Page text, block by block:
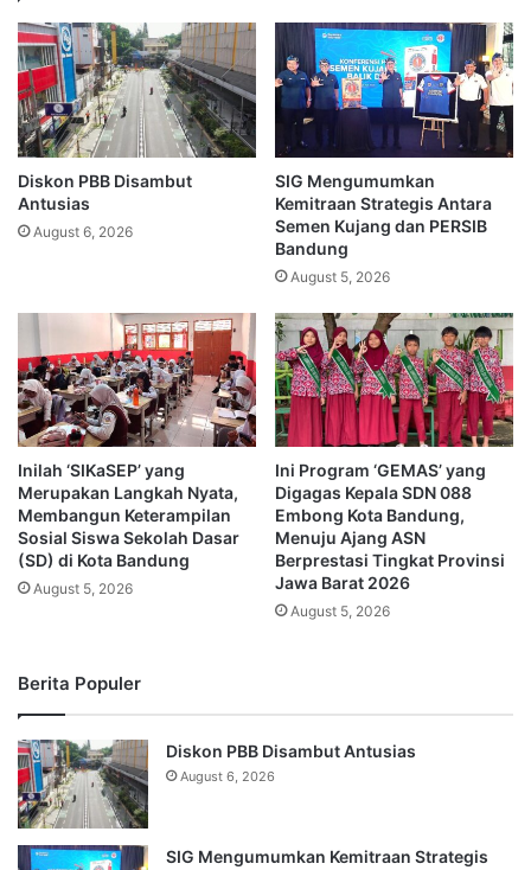
Diskon PBB Disambut
Antusias
August 6, 2026
SIG Mengumumkan
Kemitraan Strategis Antara
Semen Kujang dan PERSIB
Bandung
August 5, 2026
Inilah ‘SIKaSEP’ yang
Merupakan Langkah Nyata,
Membangun Keterampilan
Sosial Siswa Sekolah Dasar
(SD) di Kota Bandung
August 5, 2026
Ini Program ‘GEMAS’ yang
Digagas Kepala SDN 088
Embong Kota Bandung,
Menuju Ajang ASN
Berprestasi Tingkat Provinsi
Jawa Barat 2026
August 5, 2026
Berita Populer
Diskon PBB Disambut Antusias
August 6, 2026
SIG Mengumumkan Kemitraan Strategis